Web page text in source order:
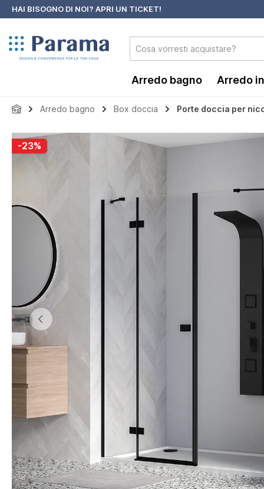
Passa alla navigazione principale
HAI BISOGNO DI NOI? APRI UN TICKET!
Arredo bagno Arredo
Arredo bagno Box doccia Porte doccia per
Salta la galleria di immagini
-23%